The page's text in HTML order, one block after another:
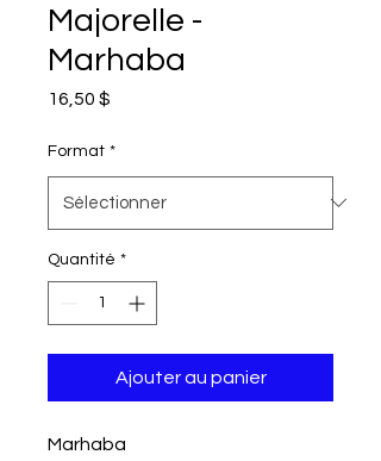
Majorelle -
Marhaba
16,50 $
Format *
Quantité *
Ajouter au panier
Marhaba